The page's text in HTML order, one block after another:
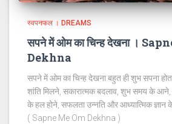
स्वपनफल । DREAMS
सपने में ओम का चिन्ह देखना ।
Dekhna
सपने में ओम का चिन्ह देखना बहुत ही शुभ सपना
शांति मिलने, सकारात्मक बदलाव, शुभ समय के आने,
के हल होने, सफलता उन्नति और आध्यात्मिक ज्ञान
( Sapne Me Om Dekhna )